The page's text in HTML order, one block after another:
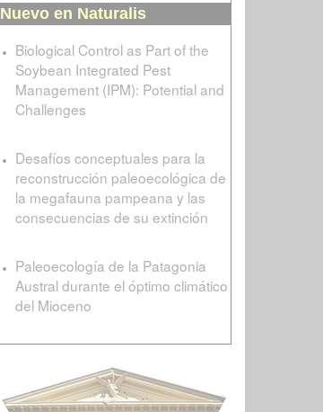
Nuevo en Naturalis
Biological Control as Part of the
Soybean Integrated Pest
Management (IPM): Potential and
Challenges
Desafíos conceptuales para la
reconstrucción paleoecológica de
la megafauna pampeana y las
consecuencias de su extinción
Paleoecología de la Patagonia
Austral durante el óptimo climático
del Mioceno